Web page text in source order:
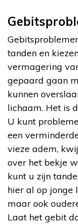
tanden en
vermagering
gepaard gaan
kunnen
lichaam. Het is
U kunt
een
vieze adem,
over het bekje
kunt u zijn
hier al op jonge
maar ook
Laat het gebit